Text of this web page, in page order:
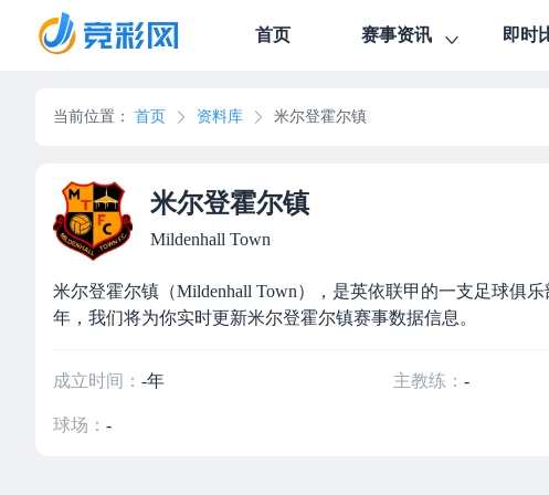
首页 赛事资讯 即时
当前位置： 首页 资料库 米尔登霍尔镇
米尔登霍尔镇
Mildenhall Town
米尔登霍尔镇（Mildenhall Town），是英依联甲的一支足球俱
年，我们将为你实时更新米尔登霍尔镇赛事数据信息。
成立时间： -年 主教练： -
球场： -